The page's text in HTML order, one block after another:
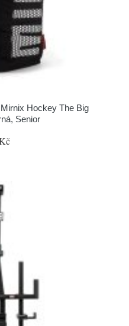
Hockey The Big
Senior